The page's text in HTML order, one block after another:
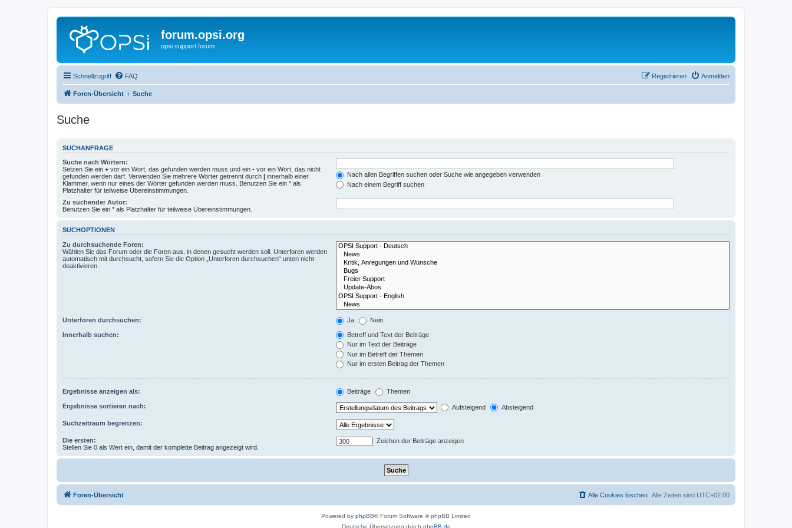
forum.opsi.org
opsi support forum
Schnellzugriff FAQ Anmelden
Registrieren
Foren-Übersicht Suche
Suche
SUCHANFRAGE
Suche nach Wörtern:
Setzen Sie ein + vor ein Wort, das gefunden werden muss und ein - vor ein Wort, das nicht
gefunden werden darf. Verwenden Sie mehrere Wörter getrennt durch | innerhalb einer
Klammer, wenn nur eines der Wörter gefunden werden muss. Benutzen Sie ein * als
Platzhalter für teilweise Übereinstimmungen.
Nach allen Begriffen suchen oder Suche wie angegeben verwenden
Nach einem Begriff suchen
Zu suchender Autor:
Benutzen Sie ein * als Platzhalter für teilweise Übereinstimmungen.
SUCHOPTIONEN
Zu durchsuchende Foren:
Wählen Sie das Forum oder die Foren aus, in denen gesucht werden soll. Unterforen werden
automatisch mit durchsucht, sofern Sie die Option „Unterforen durchsuchen“ unten nicht
deaktivieren.
Unterforen durchsuchen: Ja Nein
Innerhalb suchen:
Betreff und Text der Beiträge
Nur im Text der Beiträge
Nur im Betreff der Themen
Nur im ersten Beitrag der Themen
Ergebnisse anzeigen als: Beiträge Themen
Ergebnisse sortieren nach: Aufsteigend Absteigend
Suchzeitraum begrenzen:
Die ersten:
Stellen Sie 0 als Wert ein, damit der komplette Beitrag angezeigt wird.
Zeichen der Beiträge anzeigen
Foren-Übersicht Alle Zeiten sind UTC+02:00
Alle Cookies löschen
Powered by phpBB® Forum Software © phpBB Limited
Deutsche Übersetzung durch phpBB.de